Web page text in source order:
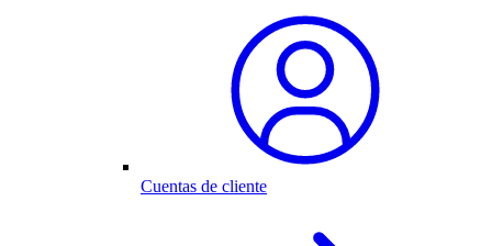
Cuentas de cliente